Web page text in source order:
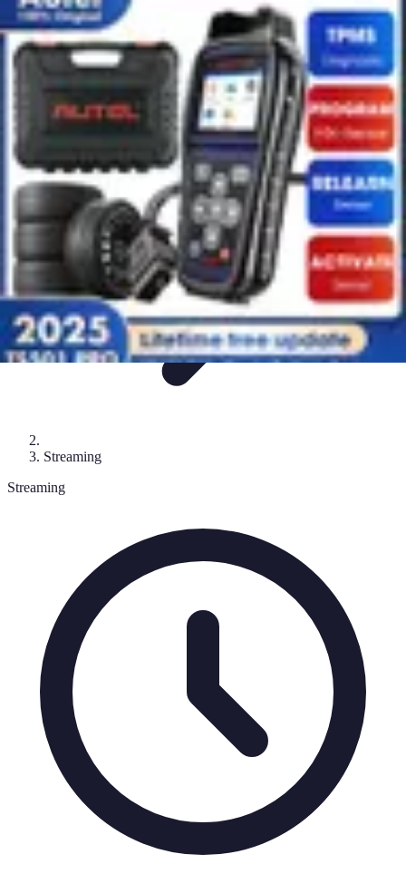
Entretenimiento Es
StreamingFestivales de Música FestivalesVideojuegos Música
Streaming
Streaming